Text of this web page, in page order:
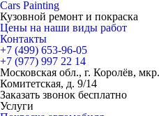
Cars Painting
Кузовной ремонт и покраска
Цены на наши виды работ
Контакты
+7 (499) 653-96-05
+7 (977) 997 22 14
Московская обл., г. Королёв,
Комитетская, д. 9/14
Заказать звонок бесплатно
Услуги